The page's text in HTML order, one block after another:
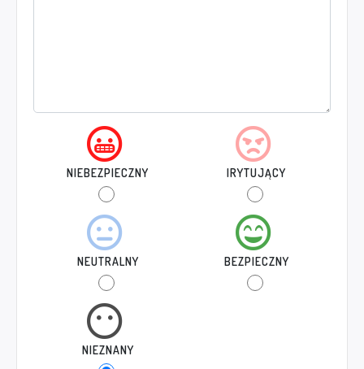
NIEBEZPIECZNY IRYTUJĄCY
NEUTRALNY BEZPIECZNY
NIEZNANY